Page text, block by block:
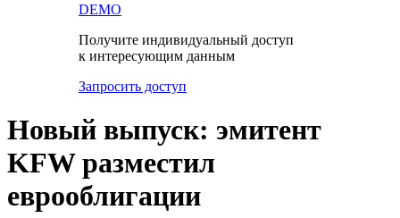
DEMO
Получите индивидуальный доступ
к интересующим данным
Запросить доступ
Новый выпуск: эмитент
KFW разместил
еврооблигации